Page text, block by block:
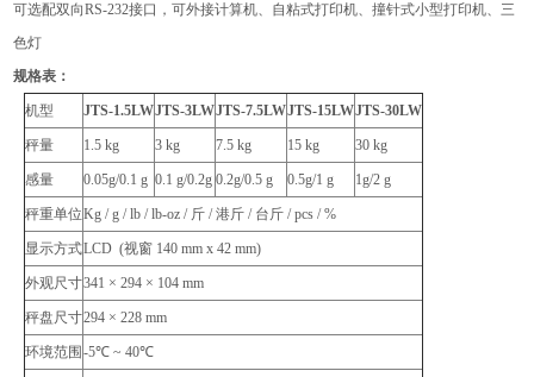
可选配双向RS-232接口，可外接计算机、自粘式打印机、撞针式小型打印机、三
色灯
规格表：
机型 JTS-1.5LWJTS-3LWJTS-7.5LWJTS-15LWJTS-30LW
秤量 1.5 kg 3 kg 7.5 kg 15 kg 30 kg
感量 0.05g/0.1 g 0.1 g/0.2g 0.2g/0.5 g 0.5g/1 g 1g/2 g
秤重单位Kg / g / lb / lb-oz / 斤 / 港斤 / 台斤 / pcs / %
显示方式LCD (视窗 140 mm x 42 mm)
外观尺寸341 × 294 × 104 mm
秤盘尺寸294 × 228 mm
环境范围 -5℃ ~ 40℃